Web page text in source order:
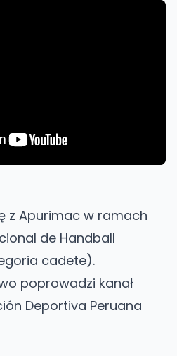
z Apurimac w ramach
de Handball
cadete).
poprowadzi kanał
Deportiva Peruana